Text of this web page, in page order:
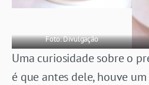
Foto: Divulgação
Uma curiosidade sobre o
é que antes dele, houve